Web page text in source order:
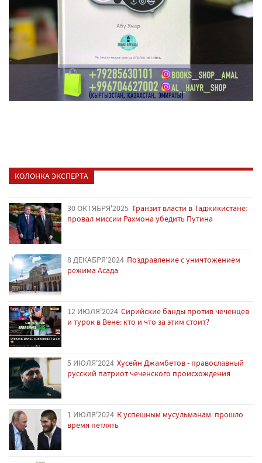
КОЛОНКА ЭКСПЕРТА
30 ОКТЯБРЯ'2025 Транзит власти в Таджикистане:
провал миссии Рахмона убедить Путина
8 ДЕКАБРЯ'2024 Поздравление с уничтожением
режима Асада
12 ИЮЛЯ'2024 Сирийские банды против чеченцев
и турок в Вене: кто и что за этим стоит?
5 ИЮЛЯ'2024 Хусейн Джамбетов - православный
русский патриот чеченского происхождения
1 ИЮЛЯ'2024 К успешным мусульманам: прошло
время петлять